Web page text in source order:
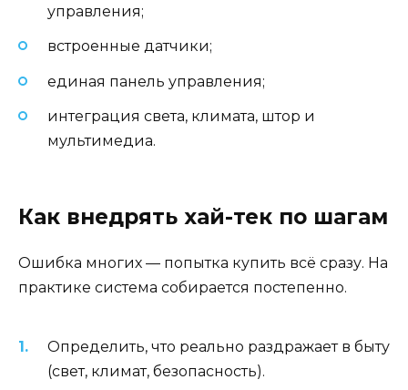
управления;
встроенные датчики;
единая панель управления;
интеграция света, климата, штор и
мультимедиа.
Как внедрять хай-тек по шагам
Ошибка многих — попытка купить всё сразу. На
практике система собирается постепенно.
Определить, что реально раздражает в быту
(свет, климат, безопасность).